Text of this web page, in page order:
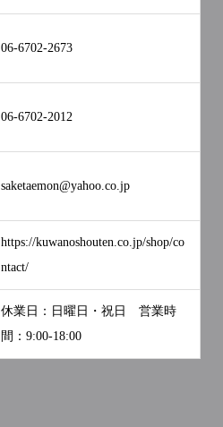
06-6702-2673
06-6702-2012
saketaemon@yahoo.co.jp
https://kuwanoshouten.co.jp/shop/co
ntact/
休業日：日曜日・祝日 営業時
間：9:00-18:00